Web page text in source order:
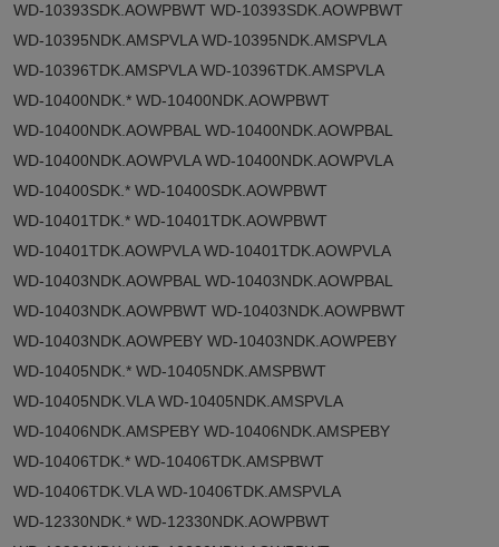
WD-10393SDK.AOWPBWT WD-10393SDK.AOWPBWT
WD-10395NDK.AMSPVLA WD-10395NDK.AMSPVLA
WD-10396TDK.AMSPVLA WD-10396TDK.AMSPVLA
WD-10400NDK.* WD-10400NDK.AOWPBWT
WD-10400NDK.AOWPBAL WD-10400NDK.AOWPBAL
WD-10400NDK.AOWPVLA WD-10400NDK.AOWPVLA
WD-10400SDK.* WD-10400SDK.AOWPBWT
WD-10401TDK.* WD-10401TDK.AOWPBWT
WD-10401TDK.AOWPVLA WD-10401TDK.AOWPVLA
WD-10403NDK.AOWPBAL WD-10403NDK.AOWPBAL
WD-10403NDK.AOWPBWT WD-10403NDK.AOWPBWT
WD-10403NDK.AOWPEBY WD-10403NDK.AOWPEBY
WD-10405NDK.* WD-10405NDK.AMSPBWT
WD-10405NDK.VLA WD-10405NDK.AMSPVLA
WD-10406NDK.AMSPEBY WD-10406NDK.AMSPEBY
WD-10406TDK.* WD-10406TDK.AMSPBWT
WD-10406TDK.VLA WD-10406TDK.AMSPVLA
WD-12330NDK.* WD-12330NDK.AOWPBWT